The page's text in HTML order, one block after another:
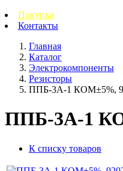
Покупка
Контакты
Главная
Каталог
Электрокомпоненты
Резисторы
ППБ-3А-1 КОМ±5%,
ППБ-3А-1
К списку товаров